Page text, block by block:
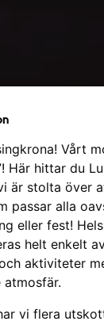
Vårt
Här hittar du
är stolta över
passar alla
eller fest!
helt enkelt
aktiviteter
atmosfär.
vi flera